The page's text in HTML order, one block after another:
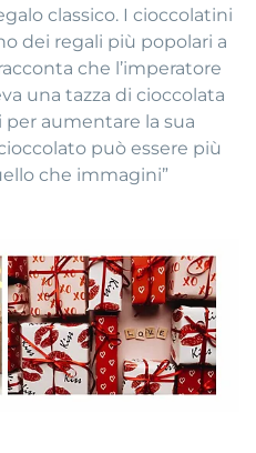
classico. I cioccolatini
dei regali più popolari a
che l’imperatore
una tazza di cioccolata
aumentare la sua
può essere più
che immagini”